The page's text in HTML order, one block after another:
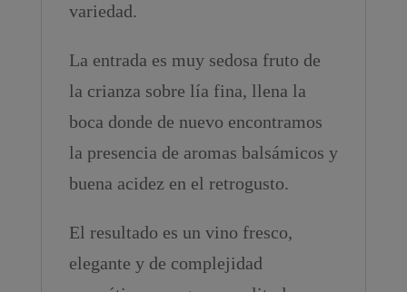
variedad.
La entrada es muy sedosa fruto de
la crianza sobre lía fina, llena la
boca donde de nuevo encontramos
la presencia de aromas balsámicos y
buena acidez en el retrogusto.
El resultado es un vino fresco,
elegante y de complejidad